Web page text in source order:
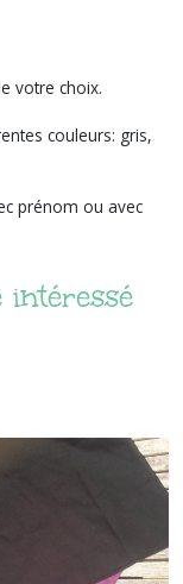
votre choix.
couleurs: gris,
prénom ou avec